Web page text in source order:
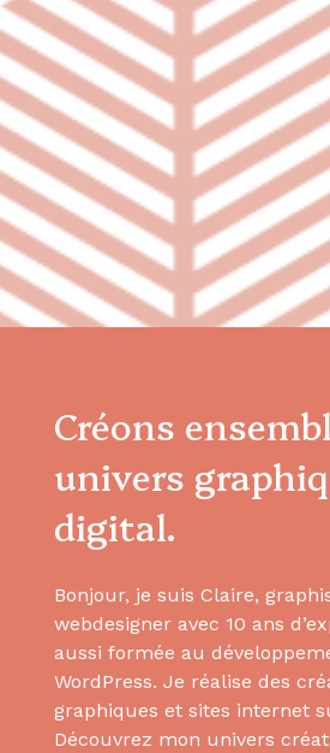
Créons
univers
digital.
Bonjour, je suis Claire,
webdesigner avec 10 ans
aussi formée au
WordPress. Je réalise des
graphiques et sites internet
Découvrez mon univers